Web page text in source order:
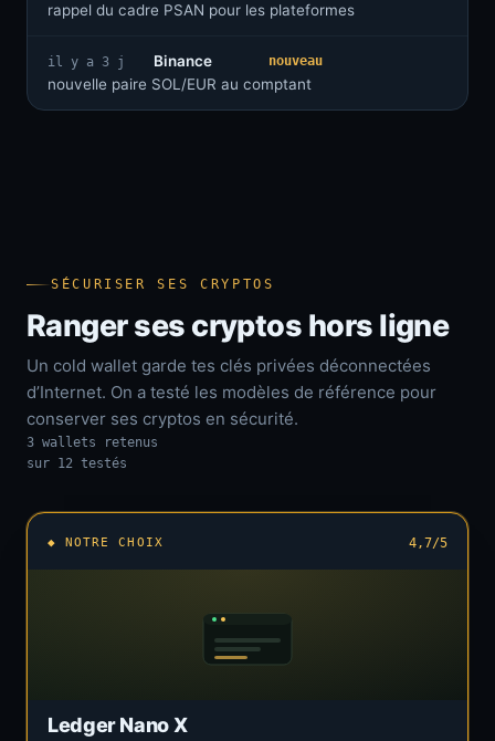
rappel du cadre PSAN pour les plateformes
il y a 3 j
Binance
nouvelle paire SOL/EUR au comptant
nouveau
SÉCURISER SES CRYPTOS
Ranger ses cryptos hors ligne
Un cold wallet garde tes clés privées déconnectées
d’Internet. On a testé les modèles de référence pour
conserver ses cryptos en sécurité.
3 wallets retenus
sur 12 testés
◆ NOTRE CHOIX 4,7/5
Ledger Nano X